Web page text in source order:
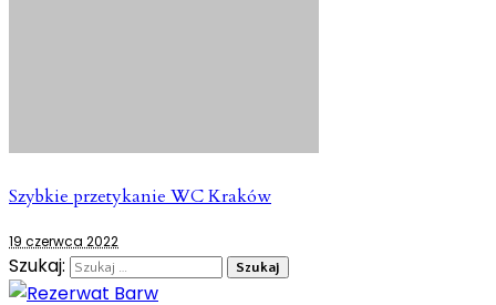
Szybkie przetykanie WC Kraków
19 czerwca 2022
Szukaj: